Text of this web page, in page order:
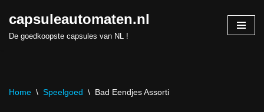
Skip
capsuleautomaten.nl
De goedkoopste capsules van NL !
Home \ Speelgoed \ Bad Eendjes Assorti